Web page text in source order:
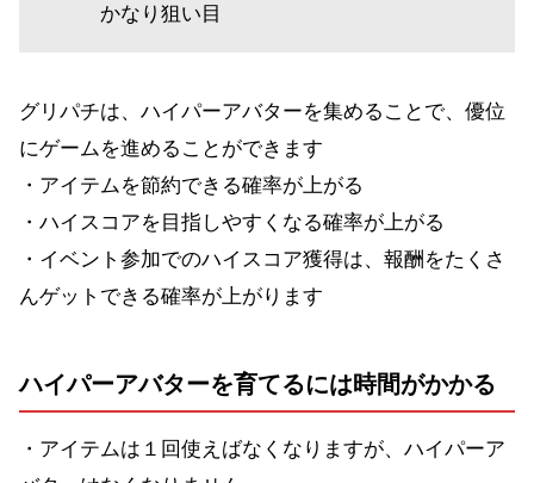
かなり狙い目
グリパチは、ハイパーアバターを集めることで、優位
にゲームを進めることができます
・アイテムを節約できる確率が上がる
・ハイスコアを目指しやすくなる確率が上がる
・イベント参加でのハイスコア獲得は、報酬をたくさ
んゲットできる確率が上がります
ハイパーアバターを育てるには時間がかかる
・アイテムは１回使えばなくなりますが、ハイパーア